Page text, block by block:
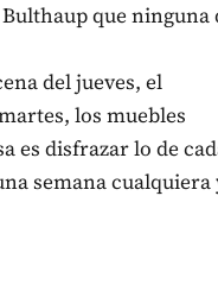
que ninguna
del jueves, el
los muebles
es disfrazar lo de
semana cualquiera